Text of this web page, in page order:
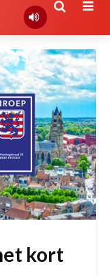
kort